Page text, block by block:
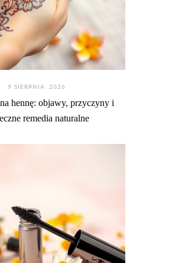
9 SIERPNIA. 2026
hennę: objawy, przyczyny i
remedia naturalne